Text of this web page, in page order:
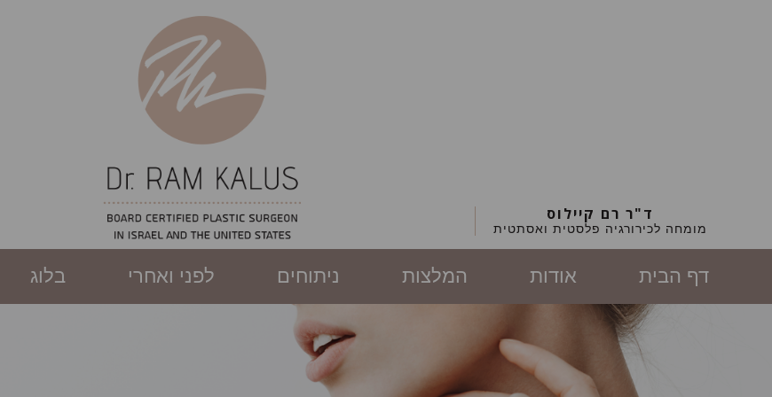
ד"ר רם קיילוס
מומחה לכירורגיה פלסטית ואסתטית
דף הבית אודות המלצות ניתוחים לפני ואחרי בלוג